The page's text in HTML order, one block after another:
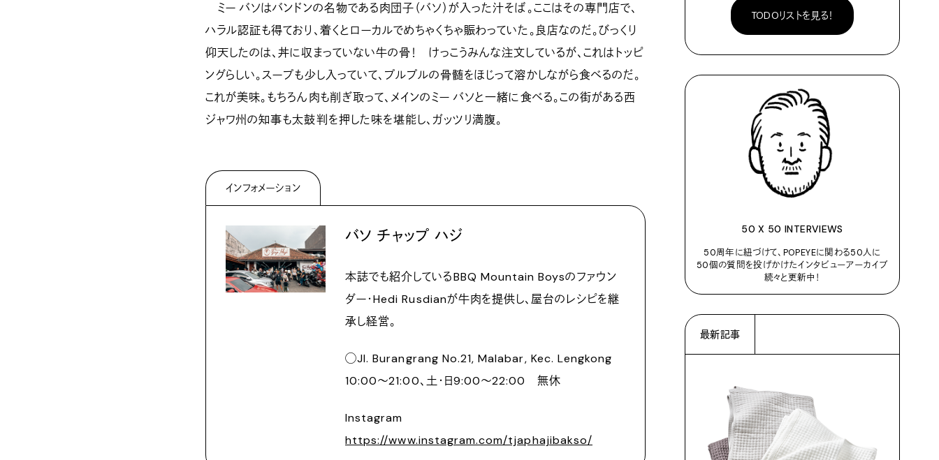
ミー バソはバンドンの名物である肉団子（バソ）が入った汁そば。ここはその専門店で、
ハラル認証も得ており、着くとローカルでめちゃくちゃ賑わっていた。良店なのだ。びっくり
仰天したのは、丼に収まっていない牛の骨！ けっこうみんな注文しているが、これはトッピ
ングらしい。スープも少し入っていて、プルプルの骨髄をほじって溶かしながら食べるのだ。
これが美味。もちろん肉も削ぎ取って、メインのミー バソと一緒に食べる。この街がある西
ジャワ州の知事も太鼓判を押した味を堪能し、ガッツリ満腹。
インフォメーション
バソ チャップ ハジ
本誌でも紹介しているBBQ Mountain Boysのファウン
ダー・Hedi Rusdianが牛肉を提供し、屋台のレシピを継
承し経営。
◯Jl. Burangrang No.21, Malabar, Kec. Lengkong
10:00〜21:00、土・日9:00〜22:00 無休
Instagram
https://www.instagram.com/tjaphajibakso/
TODOリストを見る！
50 X 50 INTERVIEWS
50周年に紐づけて、POPEYEに関わる50人に
50個の質問を投げかけたインタビューアーカイブ
続々と更新中！
最新記事